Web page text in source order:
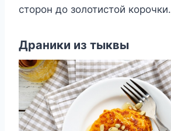
сторон до золотистой корочки.
Драники из тыквы